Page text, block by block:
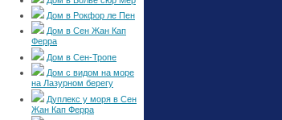
Дом в Рокфор ле Пен
Дом в Сен Жан Кап
Ферра
Дом в Сен-Тропе
Дом с видом на море
на Лазурном берегу
Дуплекс у моря в Сен
Жан Кап Ферра